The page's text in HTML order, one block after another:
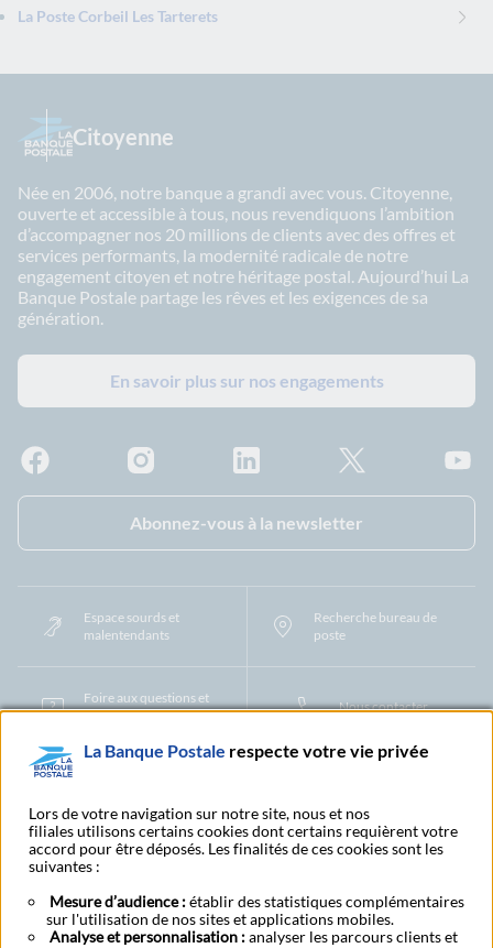
La Poste Corbeil Les Tarterets
Citoyenne
Née en 2006, notre banque a grandi avec vous. Citoyenne,
ouverte et accessible à tous, nous revendiquons l’ambition
d’accompagner nos 20 millions de clients avec des offres et
services performants, la modernité radicale de notre
engagement citoyen et notre héritage postal. Aujourd’hui La
Banque Postale partage les rêves et les exigences de sa
génération.
En savoir plus sur nos engagements
Abonnez-vous à la newsletter
Espace sourds et
malentendants
Recherche bureau de
poste
Foire aux questions et
centre d'aide
Nous contacter
Protection des Données à Caractère PersonnelFiliales et partenaires
CookiesGestion des cookiesActualiser vos informations
Contestation et réclamation Coordonnées Centres Financiers
Alertes fraudes et points de vigilance Actualités réglementaires CGU
Aide navigateur et systèmes d'exploitation
Vider le cache de votre navigateurLexique Aide et accessibilité
La Banque Postale respecte votre vie privée
Lors de votre navigation sur notre site, nous et nos
filiales utilisons certains cookies dont certains requièrent votre
accord pour être déposés. Les finalités de ces cookies sont les
suivantes :
Mesure d’audience :établir des statistiques complémentaires
sur l'utilisation de nos sites et applications mobiles.
Analyse et personnalisation :analyser les parcours clients et